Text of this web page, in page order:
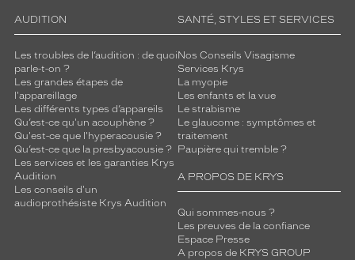
AUDITION
Les troubles de l’audition : de quoi
parle-t-on ?
Les grandes étapes de
l'appareillage
Les différents types d’appareils
Qu’est-ce qu'un acouphène ?
Qu'est-ce que l'hyperacousie ?
Qu’est-ce que la presbyacousie ?
Les services et les garanties Krys
Audition
Les conseils d'un
audioprothésiste Krys Audition
SANTÉ, STYLES ET SERVICES
Nos Conseils Visagisme
Services Krys
La myopie
Les enfants et la vue
Le strabisme
Le glaucome : symptômes et
traitement
Paupière qui tremble ?
A PROPOS DE KRYS
Qui sommes-nous ?
Les preuves de la confiance
Espace Presse
A propos de KRYS GROUP